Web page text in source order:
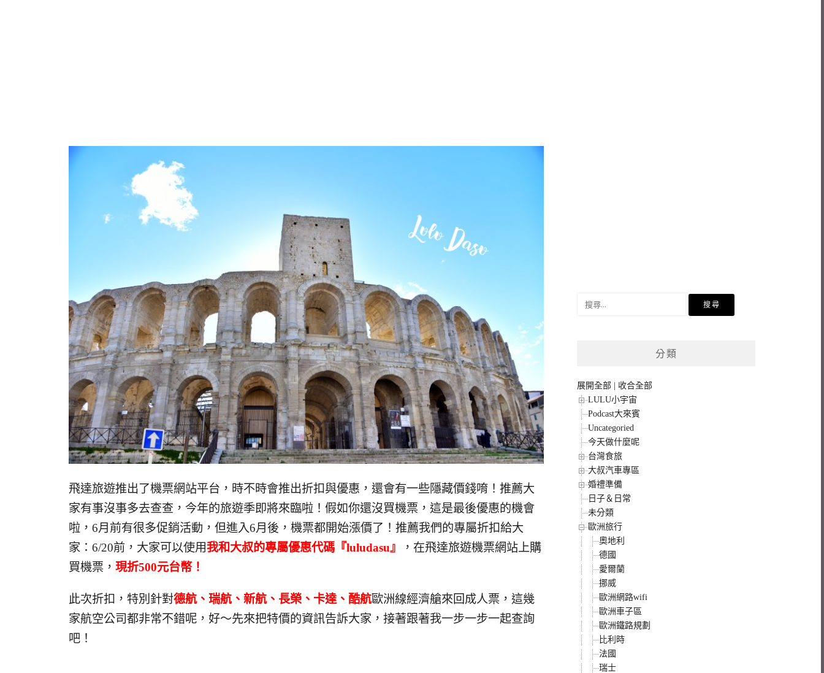
飛達旅遊推出了機票網站平台，時不時會推出折扣與優惠，還會有一些隱藏價錢唷！推薦大
家有事沒事多去查查，今年的旅遊季即將來臨啦！假如你還沒買機票，這是最後優惠的機會
啦，6月前有很多促銷活動，但進入6月後，機票都開始漲價了！推薦我們的專屬折扣給大
家：6/20前，大家可以使用我和大叔的專屬優惠代碼『luludasu』
，在飛達旅遊機票網站上購
買機票， 現折500元台幣！
此次折扣，特別針對德航、瑞航、新航、長榮、卡達、酷航歐洲線經濟艙來回成人票，這幾
家航空公司都非常不錯呢，好～先來把特價的資訊告訴大家，接著跟著我一步一步一起查詢
吧！
分類
展開全部
收合全部
LULU小宇宙
Podcast大來賓
Uncategoried
今天做什麼呢
台灣食旅
大叔汽車專區
婚禮準備
日子＆日常
未分類
歐洲旅行
奧地利
德國
愛爾蘭
挪威
歐洲網路wifi
歐洲車子區
歐洲鐵路規劃
比利時
法國
瑞士